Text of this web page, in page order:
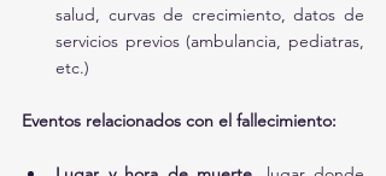
salud, curvas de crecimiento, datos de
servicios previos (ambulancia, pediatras,
etc.)
Eventos relacionados con el fallecimiento: